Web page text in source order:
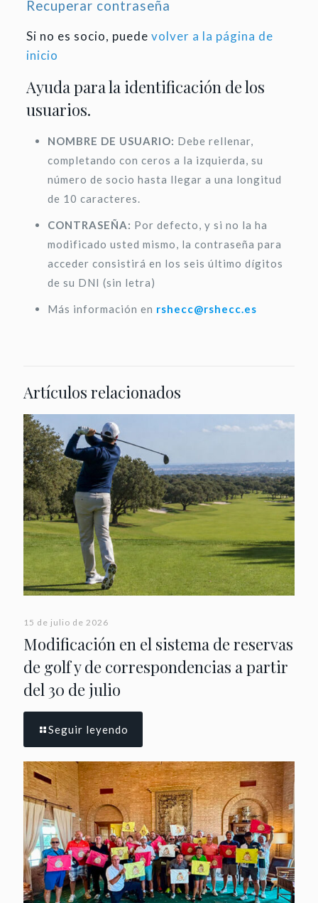
Recuperar contraseña
Si no es socio, puede volver a la página de
inicio
Ayuda para la identificación de los
usuarios.
NOMBRE DE USUARIO: Debe rellenar,
completando con ceros a la izquierda, su
número de socio hasta llegar a una longitud
de 10 caracteres.
CONTRASEÑA: Por defecto, y si no la ha
modificado usted mismo, la contraseña para
acceder consistirá en los seis último dígitos
de su DNI (sin letra)
Más información en rshecc@rshecc.es
Artículos relacionados
15 de julio de 2026
Modificación en el sistema de reservas
de golf y de correspondencias a partir
del 30 de julio
Seguir leyendo